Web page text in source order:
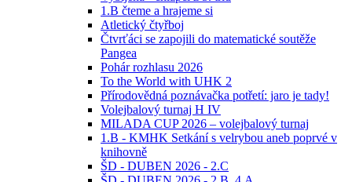
1.B čteme a hrajeme si
Atletický čtyřboj
Čtvrťáci se zapojili do matematické soutěže
Pangea
Pohár rozhlasu 2026
To the World with UHK 2
Přírodovědná poznávačka potřetí: jaro je tady!
Volejbalový turnaj H IV
MILADA CUP 2026 – volejbalový turnaj
1.B - KMHK Setkání s velrybou aneb poprvé v
knihovně
ŠD - DUBEN 2026 - 2.C